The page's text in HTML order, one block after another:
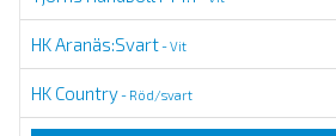
HK Aranäs:Svart- Vit
HK Country- Röd/svart